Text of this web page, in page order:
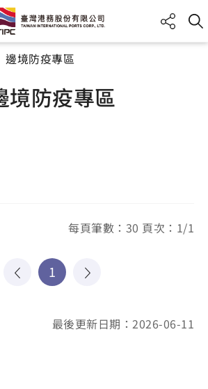
邊境防疫專區
境防疫專區
每頁筆數：30 頁次：1/1
1
最後更新日期：2026-06-11